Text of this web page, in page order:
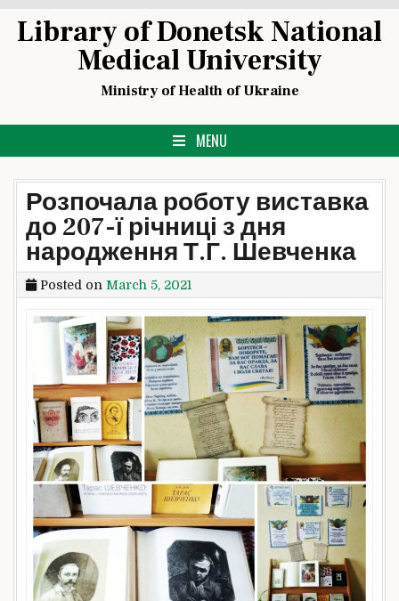
Library of Donetsk National
Medical University
Ministry of Health of Ukraine
MENU
Розпочала роботу виставка
до 207-ї річниці з дня
народження Т.Г. Шевченка
Posted on March 5, 2021